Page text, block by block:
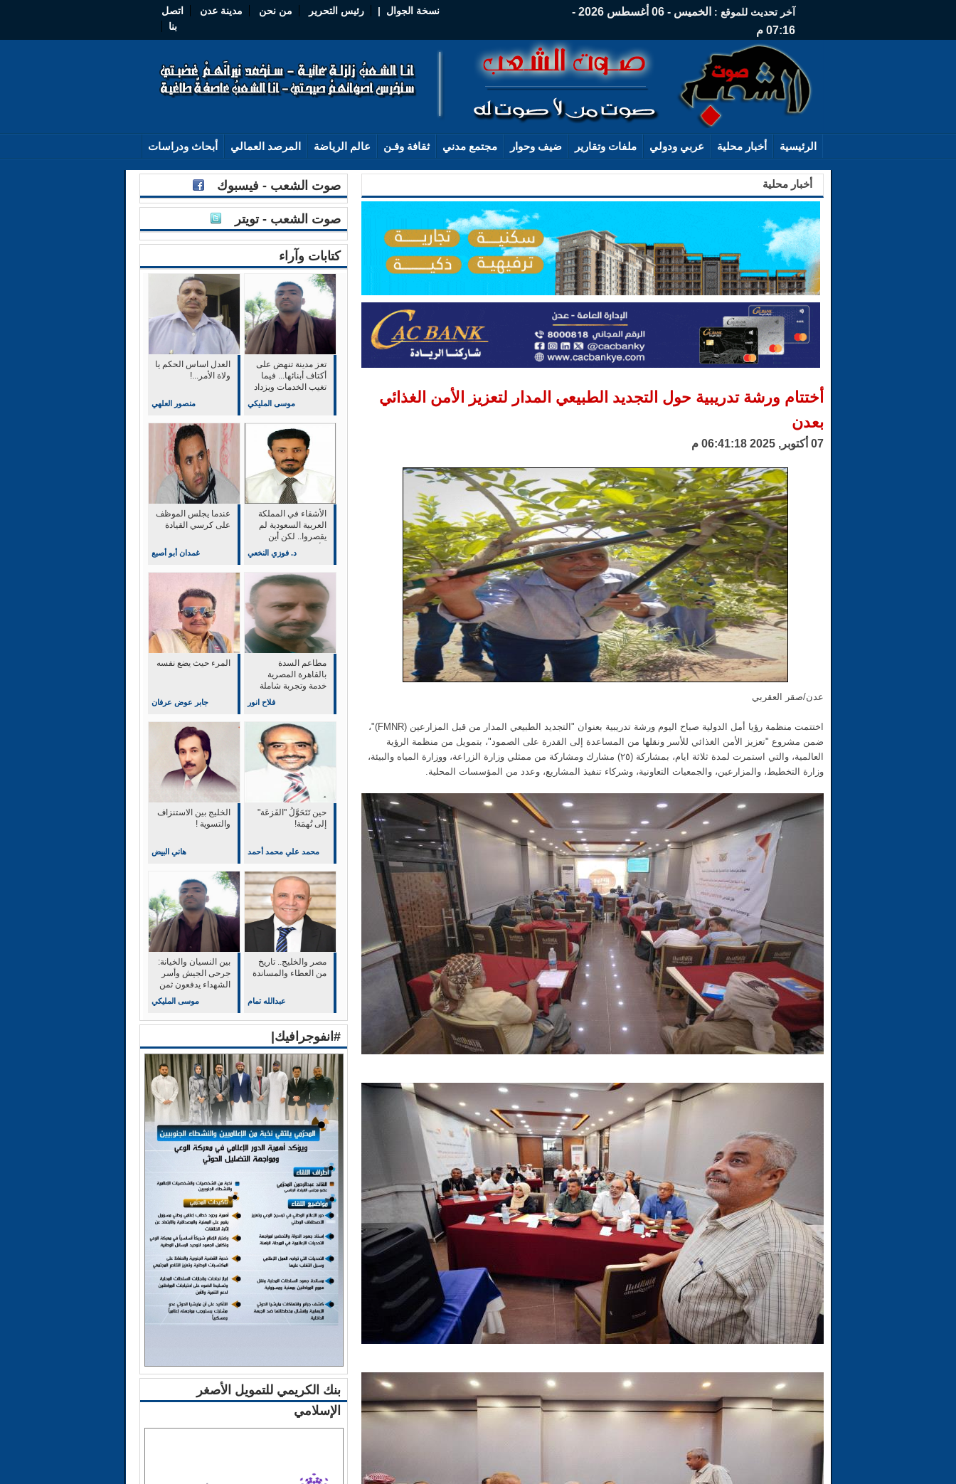
آخر تحديث للموقع :
الخميس - 06 أغسطس 2026 -
07:16 م
نسخة الجوال | رئيس التحرير من نحن مدينة عدن
اتصل
بنا
الرئيسية أخبار محلية عربي ودولي ملفات وتقارير ضيف وحوار مجتمع مدني ثقافة وفـن عالم الرياضة المرصد العمالي أبحاث ودراسات
صوت الشعب - فيسبوك
صوت الشعب - تويتر
كتابات وآراء
العدل اساس الحكم يا
ولاة الأمر...!
منصور العلهي
تعز مدينة تنهض على
أكتاف أبنائها... فيما
تغيب الخدمات ويزداد
موسى المليكي
عندما يجلس الموظف
على كرسي القيادة
غمدان أبو أصبع
الأشقاء في المملكة
العربية السعودية لم
يقصروا.. لكن أين
د. فوزي النخعي
المرء حيث يضع نفسه
جابر عوض عرفان
مطاعم السدة
بالقاهرة المصرية
خدمة وتجربة شاملة
في التميز والابداعفلاح انور
‏الخليج بين الاستنزاف
والتسوية !
هاني البيض
حين تَتَحَوَّلُ "الفَزعَة"
إلى تُهمَة!
محمد علي محمد أحمد
بين النسيان والخيانة:
جرحى الجيش وأسر
الشهداء يدفعون ثمن
موسى المليكي
مصر والخليج.. تاريخ
من العطاء والمساندة
عبدالله تمام
#انفوجرافيك|
بنك الكريمي للتمويل الأصغر
الإسلامي
أخبار محلية
أختتام ورشة تدريبية حول التجديد الطبيعي المدار لتعزيز الأمن الغذائي
بعدن
07 أكتوبر, 2025 06:41:18 م
عدن/صقر العقربي
اختتمت منظمة رؤيا أمل الدولية صباح اليوم ورشة تدريبية بعنوان "التجديد الطبيعي المدار من قبل المزارعين (FMNR)"،
ضمن مشروع "تعزيز الأمن الغذائي للأسر ونقلها من المساعدة إلى القدرة على الصمود"، بتمويل من منظمة الرؤية
العالمية، والتي استمرت لمدة ثلاثة ايام، بمشاركة (٢٥) مشارك ومشاركة من ممثلي وزارة الزراعة، ووزارة المياه والبيئة،
وزارة التخطيط، والمزارعين، والجمعيات التعاونية، وشركاء تنفيذ المشاريع، وعدد من المؤسسات المحلية.